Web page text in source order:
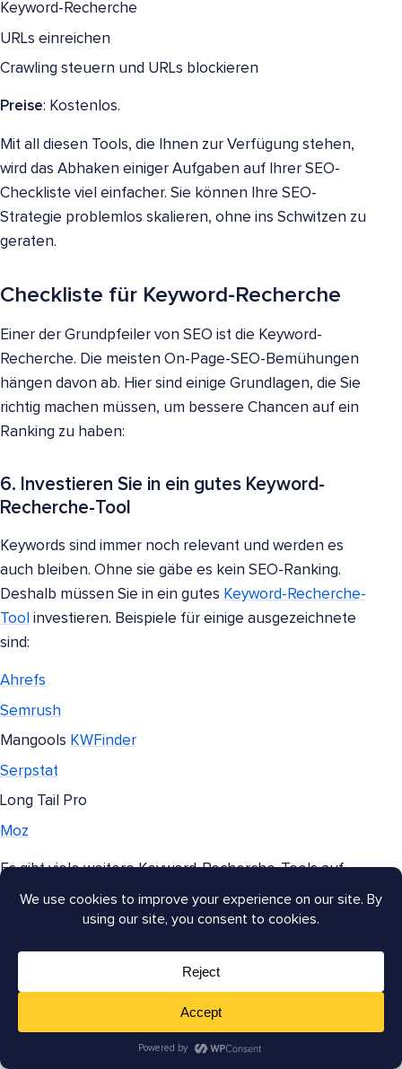
Keyword-Recherche
URLs einreichen
Crawling steuern und URLs blockieren
Preise: Kostenlos.
Mit all diesen Tools, die Ihnen zur Verfügung stehen,
wird das Abhaken einiger Aufgaben auf Ihrer SEO-
Checkliste viel einfacher. Sie können Ihre SEO-
Strategie problemlos skalieren, ohne ins Schwitzen zu
geraten.
Checkliste für Keyword-Recherche
Einer der Grundpfeiler von SEO ist die Keyword-
Recherche. Die meisten On-Page-SEO-Bemühungen
hängen davon ab. Hier sind einige Grundlagen, die Sie
richtig machen müssen, um bessere Chancen auf ein
Ranking zu haben:
6. Investieren Sie in ein gutes Keyword-
Recherche-Tool
Keywords sind immer noch relevant und werden es
auch bleiben. Ohne sie gäbe es kein SEO-Ranking.
Deshalb müssen Sie in ein gutes Keyword-Recherche-
Tool investieren. Beispiele für einige ausgezeichnete
sind:
Ahrefs
Semrush
Mangools KWFinder
Serpstat
Long Tail Pro
Moz
Es gibt viele weitere Keyword-Recherche-Tools auf
dem Markt, aber mit diesen können Sie nichts falsch
7. Konzentrieren Sie sich auf Long-Tail-
Keywords
Long-Tail-Keywords sind Keywords, die aus zwei oder
mehr Wörtern bestehen. Diese haben in der Regel